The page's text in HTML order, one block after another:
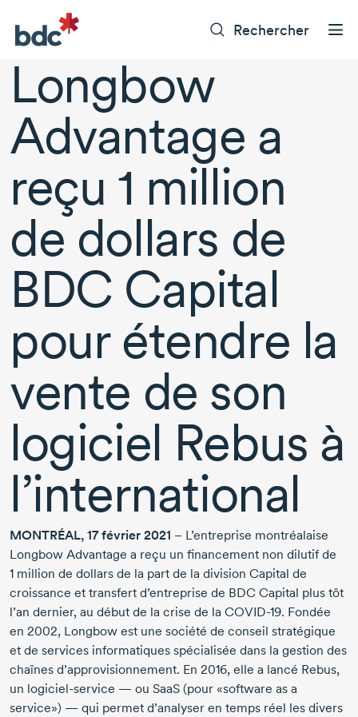
Rechercher
Longbow
Advantage a
reçu 1 million
de dollars de
BDC Capital
pour étendre la
vente de son
logiciel Rebus à
l’international
MONTRÉAL, 17 février 2021 – L’entreprise montréalaise
Longbow Advantage a reçu un financement non dilutif de
1 million de dollars de la part de la division Capital de
croissance et transfert d’entreprise de BDC Capital plus tôt
l’an dernier, au début de la crise de la COVID-19. Fondée
en 2002, Longbow est une société de conseil stratégique
et de services informatiques spécialisée dans la gestion des
chaînes d’approvisionnement. En 2016, elle a lancé Rebus,
un logiciel-service — ou SaaS (pour «software as a
service») — qui permet d’analyser en temps réel les divers